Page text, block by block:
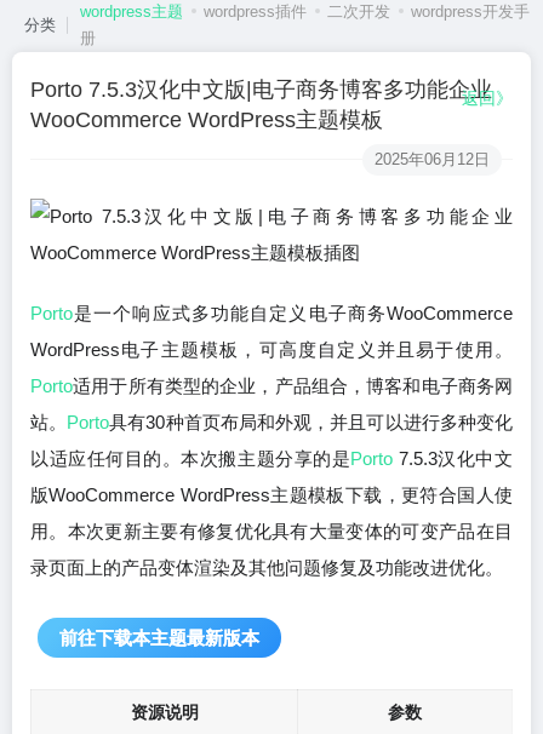
分类
wordpress主题 wordpress插件 二次开发
wordpress开发手
册
返回》
Porto 7.5.3汉化中文版|电子商务博客多功能企业
WooCommerce WordPress主题模板
2025年06月12日
Porto是一个响应式多功能自定义电子商务WooCommerce
WordPress电子主题模板，可高度自定义并且易于使用。
Porto适用于所有类型的企业，产品组合，博客和电子商务网
站。 Porto具有30种首页布局和外观，并且可以进行多种变化
以适应任何目的。本次搬主题分享的是Porto 7.5.3汉化中文
版WooCommerce WordPress主题模板下载，更符合国人使
用。本次更新主要有修复优化具有大量变体的可变产品在目
录页面上的产品变体渲染及其他问题修复及功能改进优化。
前往下载本主题最新版本
资源说明 参数